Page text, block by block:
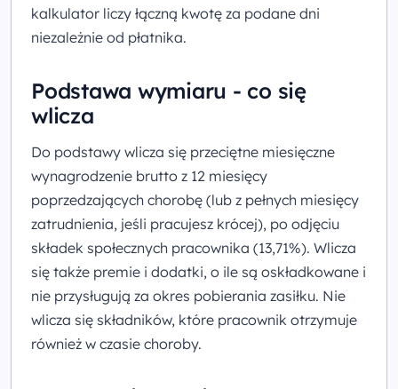
kalkulator liczy łączną kwotę za podane dni
niezależnie od płatnika.
Podstawa wymiaru - co się
wlicza
Do podstawy wlicza się przeciętne miesięczne
wynagrodzenie brutto z 12 miesięcy
poprzedzających chorobę (lub z pełnych miesięcy
zatrudnienia, jeśli pracujesz krócej), po odjęciu
składek społecznych pracownika (13,71%). Wlicza
się także premie i dodatki, o ile są oskładkowane i
nie przysługują za okres pobierania zasiłku. Nie
wlicza się składników, które pracownik otrzymuje
również w czasie choroby.